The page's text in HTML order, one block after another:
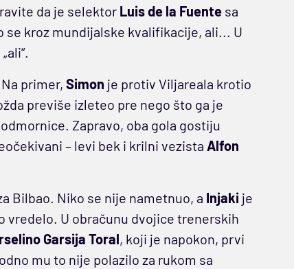
da je selektor Luis de la Fuentesa
se kroz mundijalske kvalifikacije, ali... U
primer, Simon je protiv Viljareala krotio
previše izleteo pre nego što ga je
Zapravo, oba gola gostiju
– levi bek i krilni vezista Alfon
Bilbao. Niko se nije nametnuo, a Injaki je
vredelo. U obračunu dvojice trenerskih
Garsija Toral, koji je napokon, prvi
mu to nije polazilo za rukom sa